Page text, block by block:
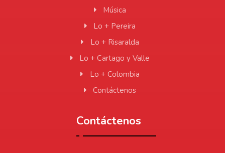
Música
Lo + Pereira
Lo + Risaralda
Lo + Cartago y Valle
Lo + Colombia
Contáctenos
Contáctenos